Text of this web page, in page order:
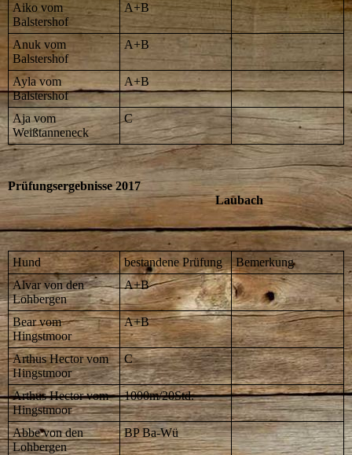
Aiko vom
Balstershof
A+B
Anuk vom
Balstershof
A+B
Ayla vom
Balstershof
A+B
Aja vom
Weißtanneneck
C
Prüfungsergebnisse 2017
Laubach
Hund bestandene Prüfung
Bemerkung
Alvar von den
Lohbergen
A+B
Bear vom
Hingstmoor
A+B
Arthus Hector vom
Hingstmoor
C
Arthus Hector vom
Hingstmoor
1000m/20Std.
Abbe von den
Lohbergen
BP Ba-Wü